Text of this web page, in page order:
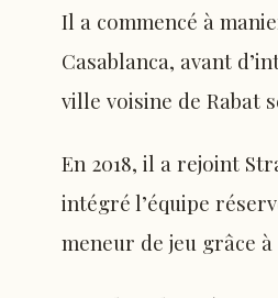
Il a commencé à
Casablanca, avant
ville voisine de Rabat
En 2018, il a rejoint
intégré l’équipe
meneur de jeu grâce à